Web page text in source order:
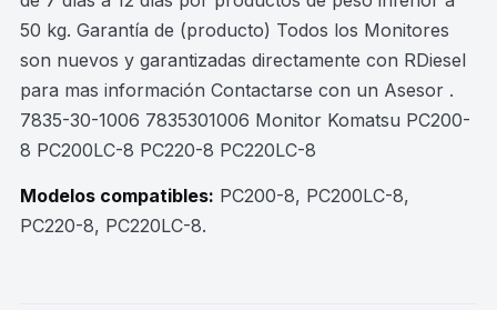
50 kg. Garantía de (producto) Todos los Monitores
son nuevos y garantizadas directamente con RDiesel
para mas información Contactarse con un Asesor .
7835-30-1006 7835301006 Monitor Komatsu PC200-
8 PC200LC-8 PC220-8 PC220LC-8
Modelos compatibles: PC200-8, PC200LC-8,
PC220-8, PC220LC-8.